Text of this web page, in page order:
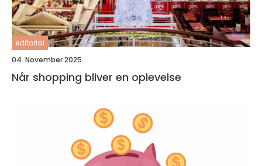
editorial
04. November 2025
Når shopping bliver en oplevelse